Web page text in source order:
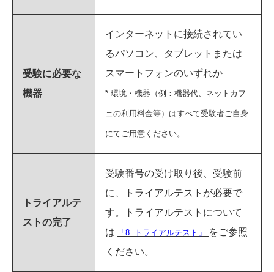
受験に必要な
機器
インターネットに接続されてい
るパソコン、タブレットまたは
スマートフォンのいずれか
* 環境・機器（例：機器代、ネットカフ
ェの利用料金等）はすべて受験者ご自身
にてご用意ください。
トライアルテ
ストの完了
受験番号の受け取り後、受験前
に、トライアルテストが必要で
す。トライアルテストについて
は
「8. トライアルテスト」
をご参照
ください。